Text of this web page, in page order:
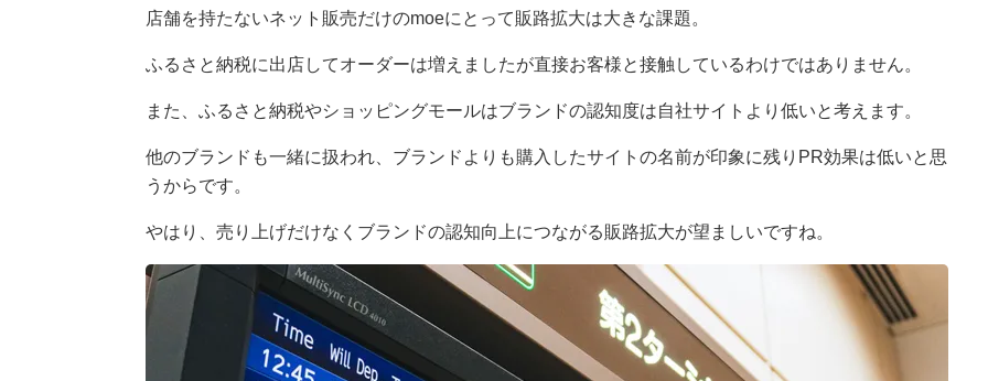
店舗を持たないネット販売だけのmoeにとって販路拡大は大きな課題。
ふるさと納税に出店してオーダーは増えましたが直接お客様と接触しているわけではありません。
また、ふるさと納税やショッピングモールはブランドの認知度は自社サイトより低いと考えます。
他のブランドも一緒に扱われ、ブランドよりも購入したサイトの名前が印象に残りPR効果は低いと思
うからです。
やはり、売り上げだけなくブランドの認知向上につながる販路拡大が望ましいですね。